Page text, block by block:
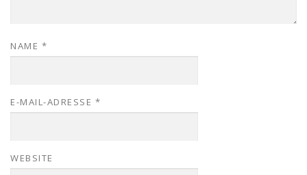
NAME *
E-MAIL-ADRESSE *
WEBSITE